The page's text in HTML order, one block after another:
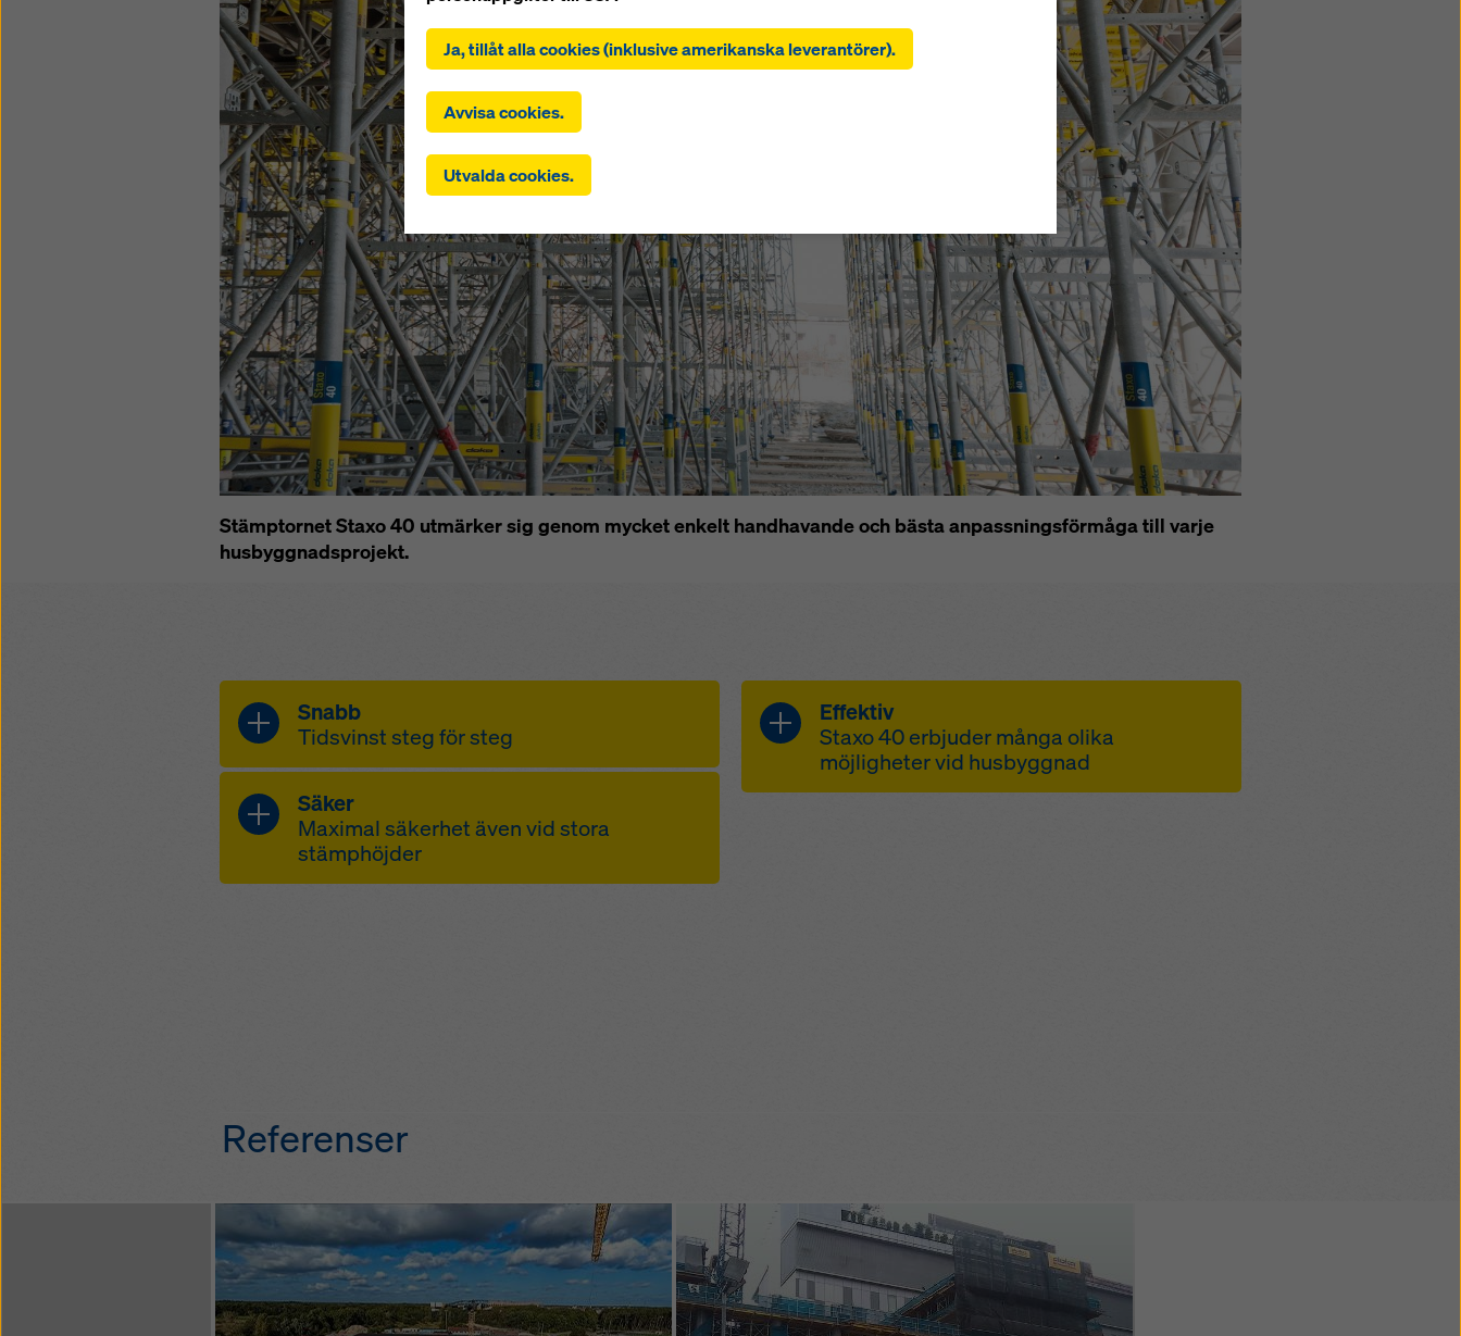
Stämptornet Staxo 40 utmärker sig genom mycket enkelt handhavande och bästa anpassningsförmåga till varje
husbyggnadsprojekt.
Snabb
Tidsvinst steg för steg
snabb montering tack vare få och
särskilt lätta delar
ergonomisk H-ram – lätt att bära,
Säker
Maximal säkerhet även vid stora
stämphöjder
Effektiv
Staxo 40 erbjuder många olika
möjligheter vid husbyggnad
Referenser
Genom att klicka på ”Tillåt alla cookies (inkl. amerikanska leverantörer)”
samtycker du till installation och användning av alla cookies. Genom att klicka
på ”Godkänn valda” samtycker du till de cookies som du har valt med
t.ex. USA. Om de inställningar du har valt även omfattar leverantörer som
överför uppgifter till tredje land där det inte finns något beslut om adekvat
skyddsnivå enligt artikel 45 i GDPR och inga lämpliga skyddsåtgärder enligt
artikel 46 i GDPR, omfattar ditt samtycke även detta. Det kan finnas en risk för
att dina uppgifter som överförs på detta sätt kan bli föremål för åtkomst av
att det inte finns några effektiva rättsmedel mot detta. Du kan avvisa alla
cookies som kräver samtycke genom att klicka på ”Avvisa” eller genom att
justera dinacookieinställningar genom att klicka på cookieinställningar längst
ner på denna webbplats och använda motsvarande kryssrutor. Du kan när som
helst återkalla ditt samtycke med framtida verkan och utan att ange något skäl
genom att klicka påcookieinställningarlängst ner på denna webbplats.
Du kan hitta mer information om våra cookiesi vår integritetspolicy . Vi erbjuder
dig också möjligheten att välja dina cookies (avancerade cookie-inställningar).
Ja, tillåt alla cookies (inklusive amerikanska leverantörer).
Avvisa cookies.
Utvalda cookies.